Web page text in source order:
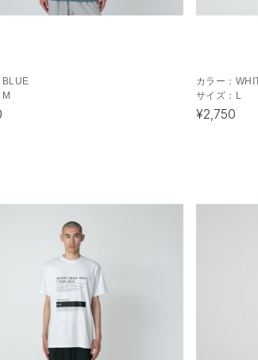
BLUE
M
カラー：
サイズ： L
¥2,750